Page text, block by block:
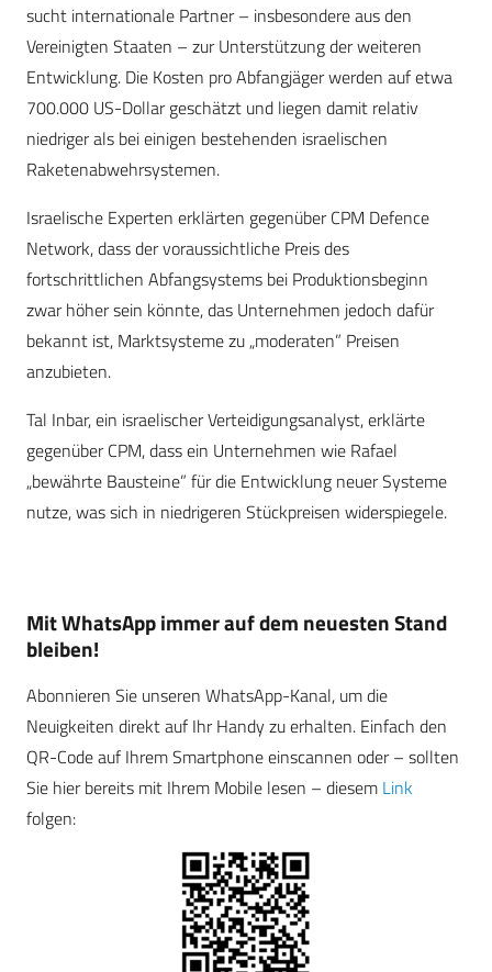
sucht internationale Partner – insbesondere aus den
Vereinigten Staaten – zur Unterstützung der weiteren
Entwicklung. Die Kosten pro Abfangjäger werden auf etwa
700.000 US-Dollar geschätzt und liegen damit relativ
niedriger als bei einigen bestehenden israelischen
Raketenabwehrsystemen.
Israelische Experten erklärten gegenüber CPM Defence
Network, dass der voraussichtliche Preis des
fortschrittlichen Abfangsystems bei Produktionsbeginn
zwar höher sein könnte, das Unternehmen jedoch dafür
bekannt ist, Marktsysteme zu „moderaten” Preisen
anzubieten.
Tal Inbar, ein israelischer Verteidigungsanalyst, erklärte
gegenüber CPM, dass ein Unternehmen wie Rafael
„bewährte Bausteine” für die Entwicklung neuer Systeme
nutze, was sich in niedrigeren Stückpreisen widerspiegele.
Mit WhatsApp immer auf dem neuesten Stand
bleiben!
Abonnieren Sie unseren WhatsApp-Kanal, um die
Neuigkeiten direkt auf Ihr Handy zu erhalten. Einfach den
QR-Code auf Ihrem Smartphone einscannen oder – sollten
Sie hier bereits mit Ihrem Mobile lesen – diesem Link
folgen: